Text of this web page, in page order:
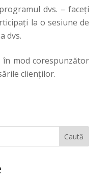
dvs. – faceți
la o sesiune de
dvs.
mod corespunzător
clienților.
Caută